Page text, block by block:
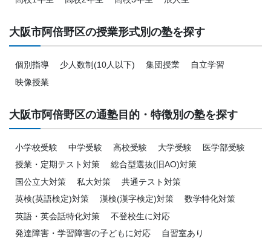
大阪市阿倍野区の授業形式別の塾を探す
個別指導 少人数制(10人以下) 集団授業
自立学習
映像授業
大阪市阿倍野区の通塾目的・特徴別の塾を探す
小学校受験 中学受験 高校受験 大学受験
医学部受験
授業・定期テスト対策
総合型選抜(旧AO)対策
国公立大対策
私大対策
共通テスト対策
英検(英語検定)対策
漢検(漢字検定)対策
数学特化対策
英語・英会話特化対策
不登校生に対応
発達障害・学習障害の子どもに対応
自習室あり